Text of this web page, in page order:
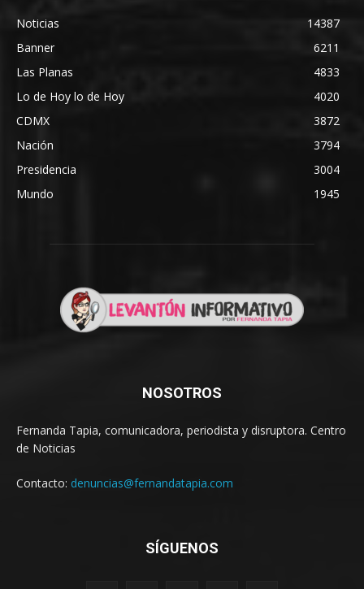
Noticias
14387
Banner
6211
Las Planas
4833
Lo de Hoy lo de Hoy
4020
CDMX
3872
Nación
3794
Presidencia
3004
Mundo
1945
NOSOTROS
Fernanda Tapia, comunicadora, periodista y disruptora. Centro
de Noticias
Contacto: denuncias@fernandatapia.com
SÍGUENOS